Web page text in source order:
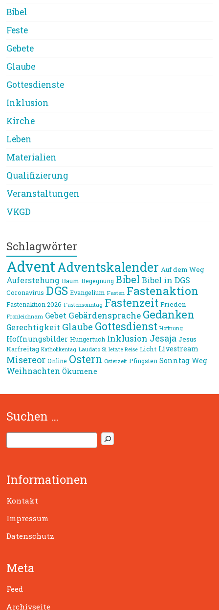
Bibel
Feste
Gebete
Glaube
Gottesdienste
Inklusion
Kirche
Leben
Materialien
Qualifizierung
Veranstaltungen
VKGD
Schlagwörter
AdventAdventskalender Auf dem Weg
Auferstehung Baum Begegnung Bibel Bibel in DGS
Coronavirus DGS Evangelium Fasten Fastenaktion
Fastenaktion 2026 Fastensonntag Fastenzeit Frieden
Fronleichnam Gebet Gebärdensprache Gedanken
Gerechtigkeit Glaube Gottesdienst Hoffnung
Hoffnungsbilder Hungertuch Inklusion Jesaja Jesus
Karfreitag Katholikentag Laudato Si letzte Reise Licht Livestream
Misereor Online Ostern Osterzeit Pfingsten Sonntag Weg
Weihnachten Ökumene
Suchen …
u
e
n
Informationen
Kontakt
Impressum
Datenschutz
Meta
Feed
Archivseite